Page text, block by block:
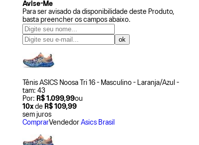
Avise-Me
Para ser avisado da disponibilidade deste Produto,
basta preencher os campos abaixo.
Tênis ASICS Noosa Tri 16 - Masculino - Laranja/Azul -
tam: 43
Por: R$ 1.099,99ou
10xde R$ 109,99
sem juros
ComprarVendedor Asics Brasil